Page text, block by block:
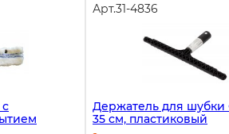
Арт.31-4836
Держатель для шубки
35 см, пластиковый